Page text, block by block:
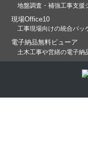
地盤調査・補強工事支援
現場Office10
工事現場向けの統合パッ
電子納品無料ビューア
土木工事や営繕の電子納